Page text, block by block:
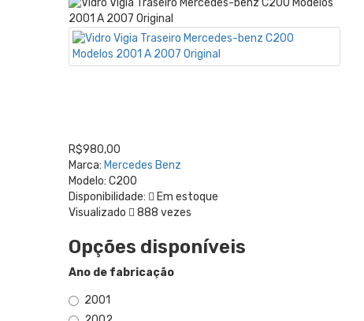
R$980,00
Marca: Mercedes Benz
Modelo: C200
Disponibilidade:
Em estoque
Visualizado
888 vezes
Opções disponíveis
Ano de fabricação
2001